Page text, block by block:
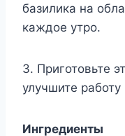
базилика на
каждое утро.
3. Приготовьте
улучшите
Ингредиенты